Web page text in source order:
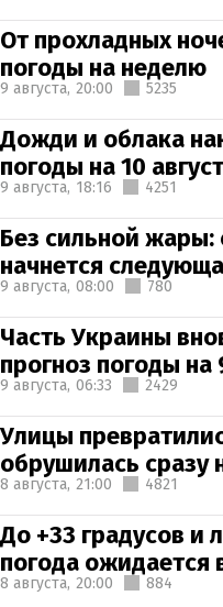
От прохладных
погоды на неделю
9 августа, 20:00 5235
Дожди и облака
погоды на 10
9 августа, 18:16 4251
Без сильной жары:
начнется
9 августа, 08:00 780
Часть Украины
прогноз погоды на
9 августа, 06:33 2429
Улицы
обрушилась сразу
8 августа, 21:00 4821
До +33 градусов и
погода
8 августа, 20:00 884